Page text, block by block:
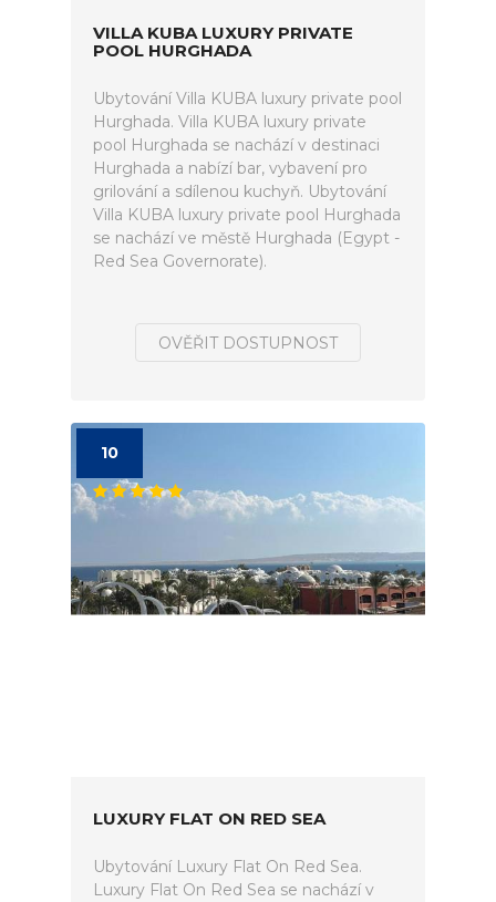
VILLA KUBA LUXURY PRIVATE
POOL HURGHADA
Ubytování Villa KUBA luxury private pool
Hurghada. Villa KUBA luxury private
pool Hurghada se nachází v destinaci
Hurghada a nabízí bar, vybavení pro
grilování a sdílenou kuchyň. Ubytování
Villa KUBA luxury private pool Hurghada
se nachází ve městě Hurghada (Egypt -
Red Sea Governorate).
OVĚŘIT DOSTUPNOST
10
LUXURY FLAT ON RED SEA
Ubytování Luxury Flat On Red Sea.
Luxury Flat On Red Sea se nachází v